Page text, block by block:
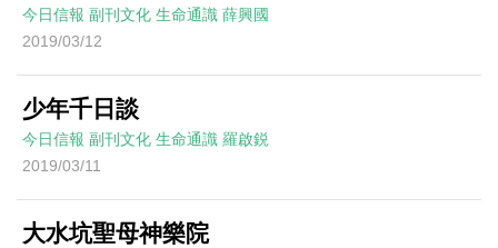
今日信報 副刊文化 生命通識 薛興國
2019/03/12
少年千日談
今日信報 副刊文化 生命通識 羅啟鋭
2019/03/11
大水坑聖母神樂院